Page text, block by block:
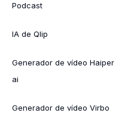
Podcast
IA de Qlip
Generador de vídeo Haiper
ai
Generador de vídeo Virbo